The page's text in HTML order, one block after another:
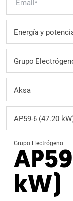
Grupo Electrógeno
kW)